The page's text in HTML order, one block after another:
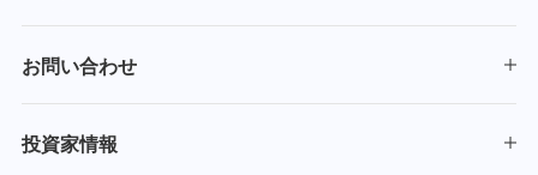
お問い合わせ
投資家情報